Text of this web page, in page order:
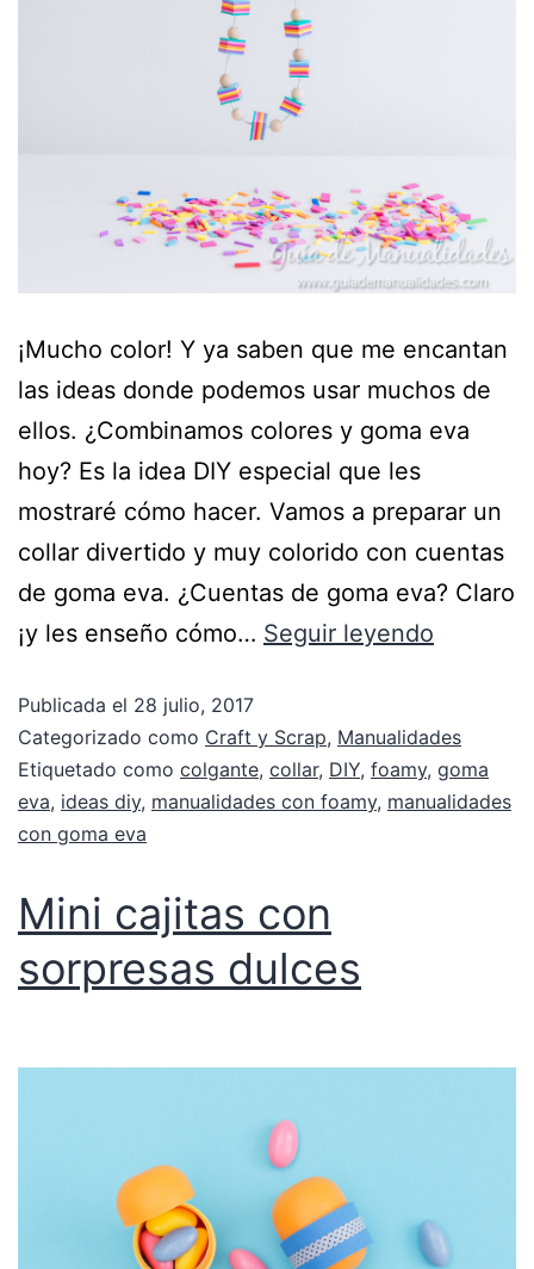
¡Mucho color! Y ya saben que me encantan
las ideas donde podemos usar muchos de
ellos. ¿Combinamos colores y goma eva
hoy? Es la idea DIY especial que les
mostraré cómo hacer. Vamos a preparar un
collar divertido y muy colorido con cuentas
de goma eva. ¿Cuentas de goma eva? Claro
¡y les enseño cómo… Seguir leyendo
Publicada el 28 julio, 2017
Categorizado como Craft y Scrap, Manualidades
Etiquetado como colgante, collar, DIY, foamy, goma
eva, ideas diy, manualidades con foamy, manualidades
con goma eva
Mini cajitas con
sorpresas dulces